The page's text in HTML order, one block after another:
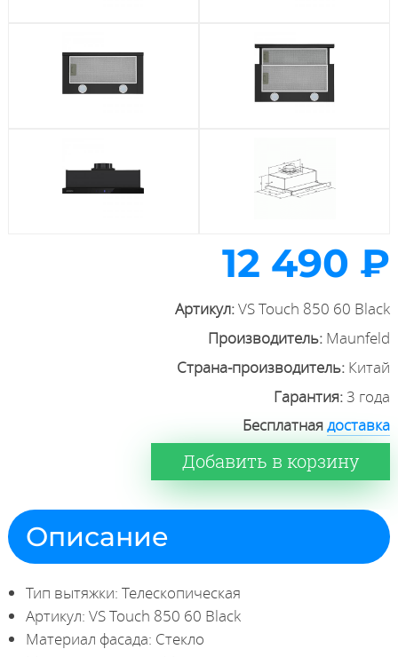
12 490 ₽
Артикул:VS Touch 850 60 Black
Производитель: Maunfeld
Страна-производитель: Китай
Гарантия:3 года
Бесплатнаядоставка
Добавить в корзину
Описание
Тип вытяжки: Телескопическая
Артикул: VS Touch 850 60 Black
Материал фасада: Стекло